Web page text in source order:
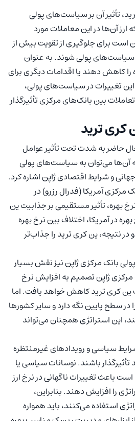
تأثیر آن بر سیاست‌های پولی
آن‌ها در این معاملات مورد
است برای جلوگیری از تقویت بیش از
سیاست‌های پولی شوند. به عنوان
کاهش دهند یا اقدامات دیگری برای
تغییرات در سیاست‌های پولی،
بین بانک‌های مرکزی تأثیرگذار
ترید
حاضر به شدت تحت تأثیر عوامل
آن‌ها می‌توان به سیاست‌های پولی
و شرایط اقتصادی ژاپن اشاره کرد.
آمریکا (فدرال رزرو) در
تأثیر مستقیمی بر جذابیت ین
در آمریکا، اختلاف بین نرخ بهره
در نتیجه، ین کری ترید را جذاب‌تر
بانک مرکزی ژاپن نیز نقش بسیار
مرکزی ژاپن تصمیم به افزایش نرخ
ین کری ترید کاهش خواهد یافت. اما
در سطح پایین نگه دارد و سایر کشورها
این استراتژی همچنان می‌تواند
سیاسی و رویدادهای غیرمنتظره
تأثیرگذار باشند. نوسانات سیاسی یا
باعث تغییرات ناگهانی در نرخ ارز
را افزایش دهند. بنابراین،
استفاده می‌کنند، باید همواره